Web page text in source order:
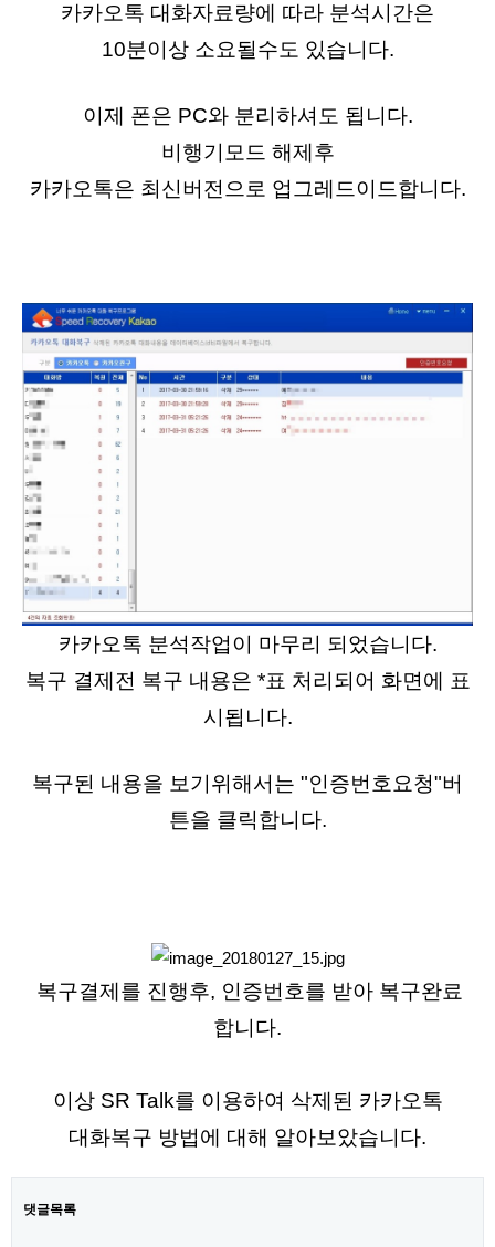
카카오톡 대화자료량에 따라 분석시간은
10분이상소요될수도 있습니다.
이제 폰은 PC와 분리하셔도 됩니다.
비행기모드 해제후
카카오톡은 최신버전으로 업그레드이드합니다.
카카오톡 분석작업이 마무리 되었습니다.
복구 결제전 복구 내용은 *표 처리되어 화면에 표
시됩니다.
복구된 내용을 보기위해서는 "인증번호요청"버
튼을 클릭합니다.
복구결제를 진행후, 인증번호를 받아 복구완료
합니다.
이상 SR Talk를 이용하여 삭제된 카카오톡
대화복구 방법에 대해 알아보았습니다.
댓글목록